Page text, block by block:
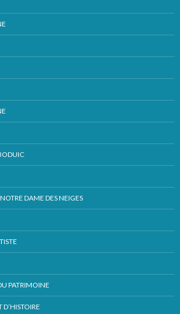
DAME DES NEIGES
PATRIMOINE
D’HISTOIRE